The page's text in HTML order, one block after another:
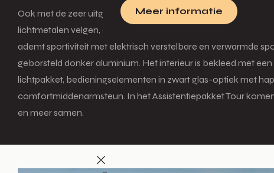
Meer informatie
Menu
Menu
Ook met de zeer uitgebreide standaarduitrusting
lichtmetalen velgen, aluminium accenten en S-specifieke
ademt sportiviteit met elektrisch verstelbare en verwarmde
geborsteld donker aluminium. Het interieur is bekleed met
lichtpakket, bedieningselementen in zwart glas-optiek met
comfortmiddenarmsteun. In het Assistentiepakket Tour
en meer samen.